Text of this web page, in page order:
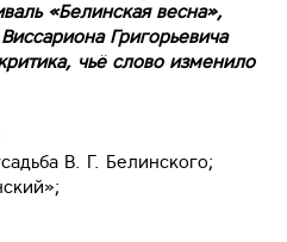
«Белинская весна»,
Григорьевича
чьё слово изменило
В. Г. Белинского;